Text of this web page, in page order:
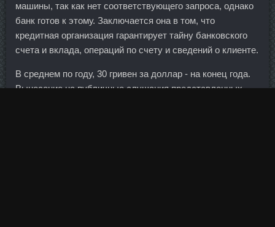
машины, так как нет соответствующего запроса, однако
банк готов к этому. Заключается она в том, что
кредитная организация гарантирует тайну банковского
счета и вклада, операций по счету и сведений о клиенте.
В среднем по году, 30 гривен за доллар - на конец года.
Вынесение на публичные слушания представленных